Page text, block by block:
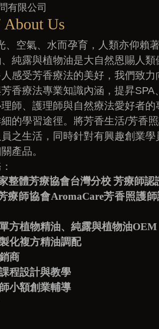
界點了嗎？給自己一個短暫喘息
空間，拯救自己吧！！
有限公司
Us
、空氣、水而孕育，人類亦仰賴
純露與植物油是大自然恩賜人類
感受芳香療法的美好，我們致力
香療法專業知識內涵，提昇SPA
師、護理師與自然療法愛好者
的學習途徑。將芳香生活/芳香
之生活，同時針對有興趣創業學
產品。
整體芳療協會台灣分校 芳療師認
療師協會AromaCare芳香照護
方植物精油、純露與植物油OEM
化複方精油調配
商
程設計與教學
小額創業輔導